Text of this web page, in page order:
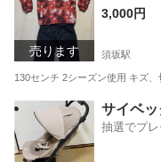
売ります
3,000円
須坂駅
130センチ 2シーズン使用 キズ
須坂市 須坂駅
サイベ
抽選でプ